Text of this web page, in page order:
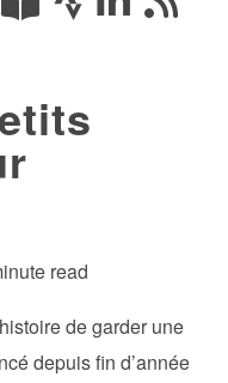
read
de garder une
depuis fin d’année